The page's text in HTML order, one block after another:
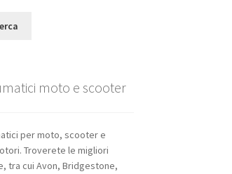
moto e scooter
per moto, scooter e
Troverete le migliori
tra cui Avon, Bridgestone,